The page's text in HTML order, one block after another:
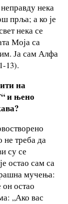
нека
прља; а ко је
нека се
Моја са
Ја сам Алфа
13).
на
и њено
не треба да
су се
остао сам са
мучења:
он остао
„Ако вас